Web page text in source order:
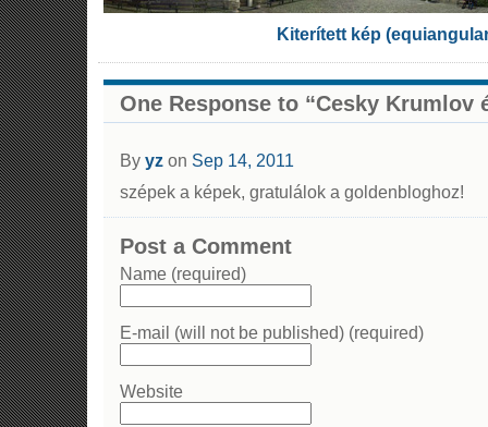
Kiterített kép
One Response to “Cesky Krumlov
By yz on Sep 14, 2011
szépek a képek, gratulálok a goldenbloghoz!
Post a Comment
Name (required)
E-mail (will not be published) (required)
Website